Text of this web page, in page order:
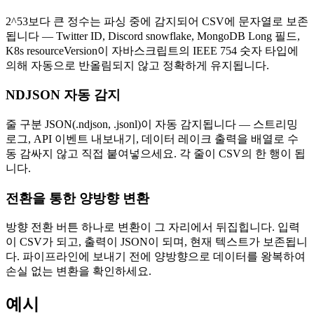
2^53보다 큰 정수는 파싱 중에 감지되어 CSV에 문자열로 보존
됩니다 — Twitter ID, Discord snowflake, MongoDB Long 필드,
K8s resourceVersion이 자바스크립트의 IEEE 754 숫자 타입에
의해 자동으로 반올림되지 않고 정확하게 유지됩니다.
NDJSON 자동 감지
줄 구분 JSON(.ndjson, .jsonl)이 자동 감지됩니다 — 스트리밍
로그, API 이벤트 내보내기, 데이터 레이크 출력을 배열로 수
동 감싸지 않고 직접 붙여넣으세요. 각 줄이 CSV의 한 행이 됩
니다.
전환을 통한 양방향 변환
방향 전환 버튼 하나로 변환이 그 자리에서 뒤집힙니다. 입력
이 CSV가 되고, 출력이 JSON이 되며, 현재 텍스트가 보존됩니
다. 파이프라인에 보내기 전에 양방향으로 데이터를 왕복하여
손실 없는 변환을 확인하세요.
예시